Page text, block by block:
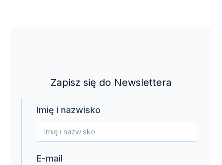
Zapisz się do Newslettera
Imię i nazwisko
E-mail